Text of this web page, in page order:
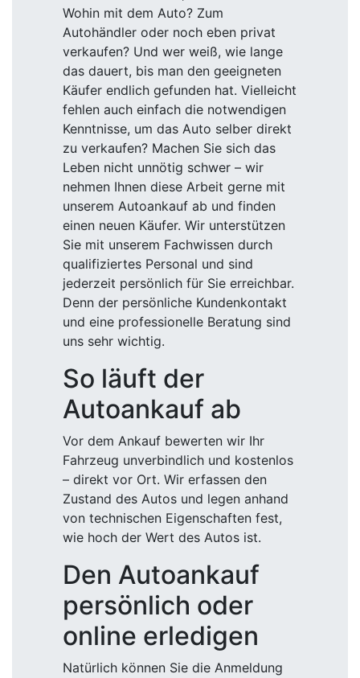
Wohin mit dem Auto? Zum
Autohändler oder noch eben privat
verkaufen? Und wer weiß, wie lange
das dauert, bis man den geeigneten
Käufer endlich gefunden hat. Vielleicht
fehlen auch einfach die notwendigen
Kenntnisse, um das Auto selber direkt
zu verkaufen? Machen Sie sich das
Leben nicht unnötig schwer – wir
nehmen Ihnen diese Arbeit gerne mit
unserem Autoankauf ab und finden
einen neuen Käufer. Wir unterstützen
Sie mit unserem Fachwissen durch
qualifiziertes Personal und sind
jederzeit persönlich für Sie erreichbar.
Denn der persönliche Kundenkontakt
und eine professionelle Beratung sind
uns sehr wichtig.
So läuft der
Autoankauf ab
Vor dem Ankauf bewerten wir Ihr
Fahrzeug unverbindlich und kostenlos
– direkt vor Ort. Wir erfassen den
Zustand des Autos und legen anhand
von technischen Eigenschaften fest,
wie hoch der Wert des Autos ist.
Den Autoankauf
persönlich oder
online erledigen
Natürlich können Sie die Anmeldung